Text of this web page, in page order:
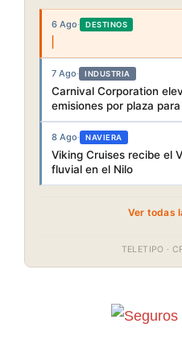
6 Ago· DESTINOS
7 Ago· INDUSTRIA
Carnival Corporation
emisiones por plaza
8 Ago· NAVIERA
Viking Cruises recibe el
fluvial en el Nilo
Ver todas
TELETIPO ·